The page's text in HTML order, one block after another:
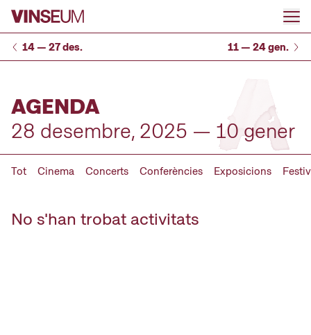
Anar al contingut
14 — 27 des. 11 — 24 gen.
AGENDA
28 desembre, 2025 — 10 gener
Tot Cinema Concerts Conferències Exposicions
No s'han trobat activitats